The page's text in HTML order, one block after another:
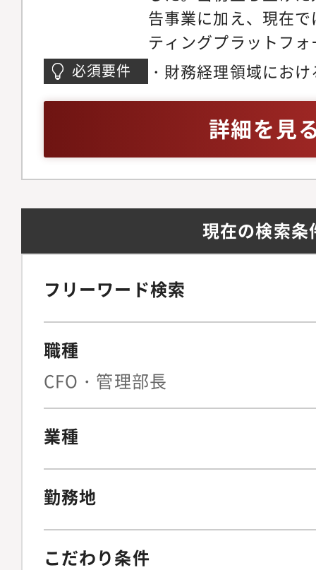
告事業に加え、現在
ティングプラットフ
促進するクラウドサ
を拡張し続けていま
う体制強化のため、
集を開始いたします
理領域を中心に業務
に応じて他の領域に
いくことも想定して
どのような順序・整
かについては、その
た会社内の状況等を
しながら決定させて
れまでのご経験やキ
査法人、証券会社、
必須要件
・財務経理領域にお
詳細を見
現在の検索条
フリーワード検索
職種
CFO・管理部長
業種
勤務地
こだわり条件